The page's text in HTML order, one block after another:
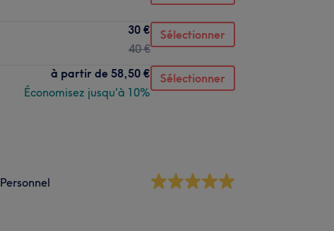
30 €
40 €
Sélectionner
à partir de 58,50 €
Économisez jusqu'à 10%
Sélectionner
Personnel